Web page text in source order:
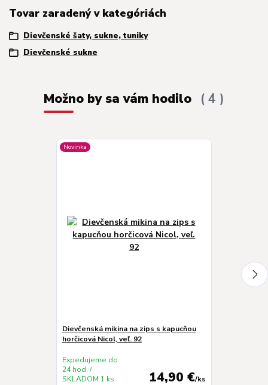
Tovar zaradený v kategóriách
Dievčenské šaty, sukne, tuniky
Dievčenské sukne
Možno by sa vám hodilo 4
Novinka
Dievčenská mikina na zips s kapucňou
horčicová Nicol, veľ. 92
14,90 €/ks
Expedujeme do
24 hod. /
SKLADOM 1 ks